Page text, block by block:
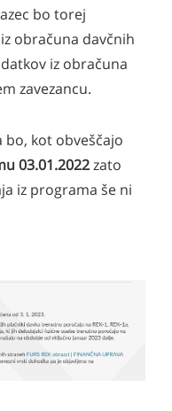
bo torej
obračuna davčnih
iz obračuna
zavezancu.
bo, kot obveščajo
03.01.2022zato
iz programa še ni